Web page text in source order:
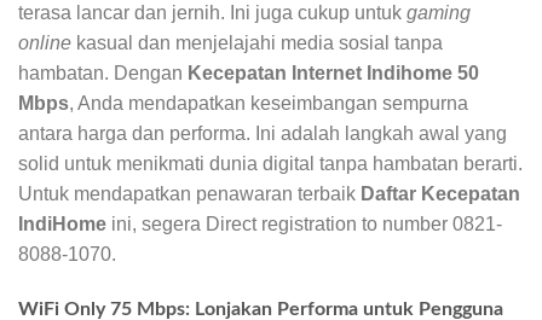
terasa lancar dan jernih. Ini juga cukup untuk gaming
online kasual dan menjelajahi media sosial tanpa
hambatan. Dengan Kecepatan Internet Indihome 50
Mbps, Anda mendapatkan keseimbangan sempurna
antara harga dan performa. Ini adalah langkah awal yang
solid untuk menikmati dunia digital tanpa hambatan berarti.
Untuk mendapatkan penawaran terbaik Daftar Kecepatan
IndiHome ini, segera Direct registration to number 0821-
8088-1070.
WiFi Only 75 Mbps: Lonjakan Performa untuk Pengguna